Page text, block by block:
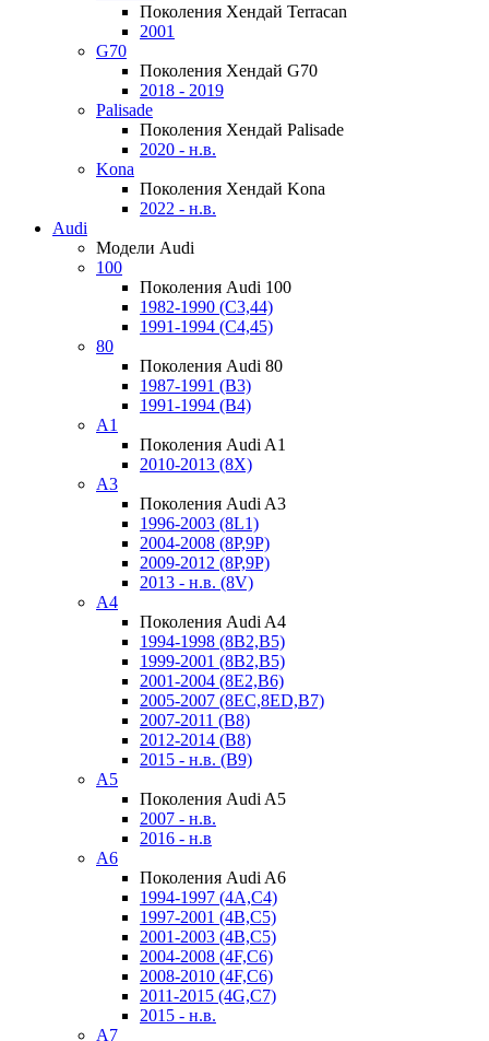
Поколения Хендай Terracan
2001
G70
Поколения Хендай G70
2018 - 2019
Palisade
Поколения Хендай Palisade
2020 - н.в.
Kona
Поколения Хендай Kona
2022 - н.в.
Audi
Модели Audi
100
Поколения Audi 100
1982-1990 (С3,44)
1991-1994 (С4,45)
80
Поколения Audi 80
1987-1991 (B3)
1991-1994 (B4)
A1
Поколения Audi A1
2010-2013 (8X)
A3
Поколения Audi A3
1996-2003 (8L1)
2004-2008 (8P,9P)
2009-2012 (8P,9P)
2013 - н.в. (8V)
A4
Поколения Audi A4
1994-1998 (8B2,B5)
1999-2001 (8B2,B5)
2001-2004 (8E2,B6)
2005-2007 (8EC,8ED,B7)
2007-2011 (B8)
2012-2014 (B8)
2015 - н.в. (B9)
A5
Поколения Audi A5
2007 - н.в.
2016 - н.в
A6
Поколения Audi A6
1994-1997 (4A,C4)
1997-2001 (4B,C5)
2001-2003 (4B,C5)
2004-2008 (4F,C6)
2008-2010 (4F,C6)
2011-2015 (4G,C7)
2015 - н.в.
A7